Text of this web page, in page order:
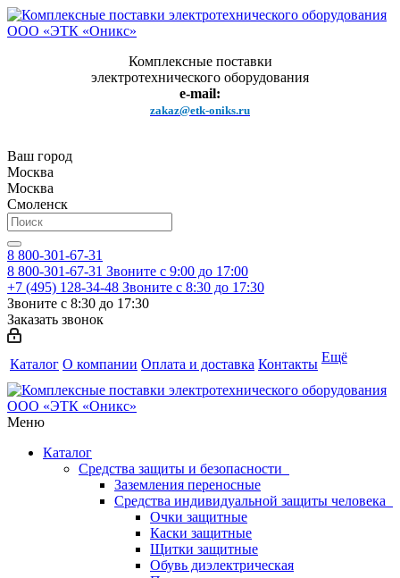
Комплексные поставки
электротехнического оборудования
e-mail:
zakaz@etk-oniks.ru
Ваш город
Москва
Москва
Смоленск
8 800-301-67-31
8 800-301-67-31 Звоните с 9:00 до 17:00
+7 (495) 128-34-48 Звоните с 8:30 до 17:30
Звоните с 8:30 до 17:30
Заказать звонок
Каталог О компании Оплата и доставка Контакты Ещё
Меню
Каталог
Средства защиты и безопасности
Заземления переносные
Средства индивидуальной защиты человека
Очки защитные
Каски защитные
Щитки защитные
Обувь диэлектрическая